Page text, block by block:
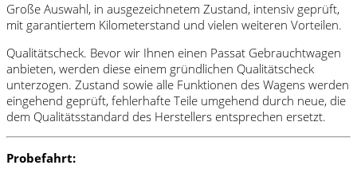
Große Auswahl, in ausgezeichnetem Zustand, intensiv geprüft,
mit garantiertem Kilometerstand und vielen weiteren Vorteilen.
Qualitätscheck. Bevor wir Ihnen einen Passat Gebrauchtwagen
anbieten, werden diese einem gründlichen Qualitätscheck
unterzogen. Zustand sowie alle Funktionen des Wagens werden
eingehend geprüft, fehlerhafte Teile umgehend durch neue, die
dem Qualitätsstandard des Herstellers entsprechen ersetzt.
Probefahrt: